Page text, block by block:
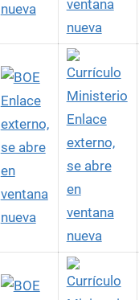
nueva
ventana
nueva
Enlace
externo,
se abre
en
ventana
nueva
Enlace
externo,
se abre
en
ventana
nueva